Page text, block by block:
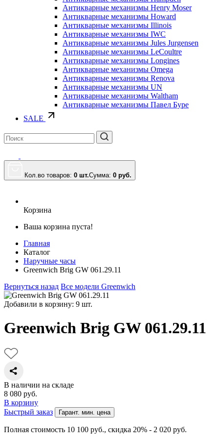
Антикварные механизмы Henry Moser
Антикварные механизмы Howard
Антикварные механизмы Illinois
Антикварные механизмы IWC
Антикварные механизмы Jules Jurgensen
Антикварные механизмы LeCoultre
Антикварные механизмы Longines
Антикварные механизмы Omega
Антикварные механизмы Renova
Антикварные механизмы UN
Антикварные механизмы Waltham
Антикварные механизмы Павел Буре
SALE
Кол.во товаров: 0 шт.Сумма: 0 руб.
Корзина
Ваша корзина пуста!
Главная
Каталог
Наручные часы
Greenwich Brig GW 061.29.11
Вернуться назад Все модели Greenwich
Добавили в корзину: 9 шт.
Greenwich Brig GW 061.29.11
В наличии на складе
8 080 руб.
В корзину
Быстрый заказ
Гарант. мин. цена
Полная стоимость 10 100 руб., скидка 20% - 2 020 руб.